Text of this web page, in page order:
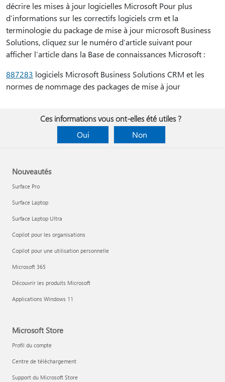
décrire les mises à jour logicielles Microsoft Pour plus
d’informations sur les correctifs logiciels crm et la
terminologie du package de mise à jour microsoft Business
Solutions, cliquez sur le numéro d’article suivant pour
afficher l’article dans la Base de connaissances Microsoft :
887283 logiciels Microsoft Business Solutions CRM et les
normes de nommage des packages de mise à jour
Ces informations vous ont-elles été utiles ?
Oui
Non
Nouveautés
Surface Pro
Surface Laptop
Surface Laptop Ultra
Copilot pour les organisations
Copilot pour une utilisation personnelle
Microsoft 365
Découvrir les produits Microsoft
Applications Windows 11
Microsoft Store
Profil du compte
Centre de téléchargement
Support du Microsoft Store